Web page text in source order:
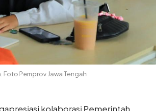
Foto Pemprov Jawa Tengah
kolaborasi Pemerintah